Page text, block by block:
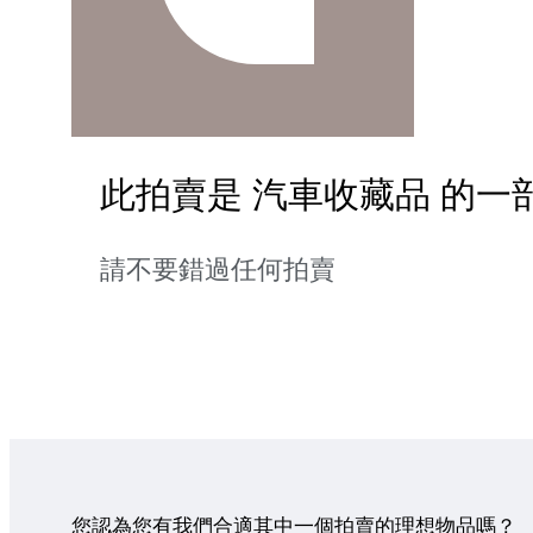
此拍賣是 汽車收藏品 的一
請不要錯過任何拍賣
您認為您有我們合適其中一個拍賣的理想物品嗎？